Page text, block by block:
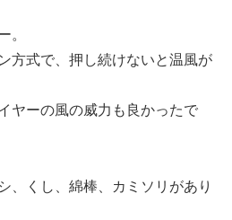
。
方式で、押し続けないと温風が
ヤーの風の威力も良かったで
、くし、綿棒、カミソリがあり